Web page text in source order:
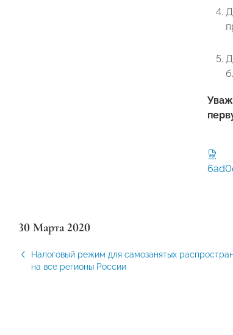
30 Марта 2020
Налоговый режим для самозанятых
на все регионы России